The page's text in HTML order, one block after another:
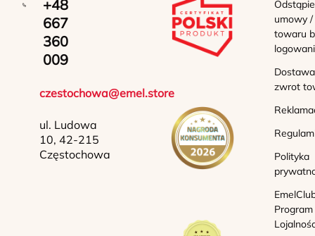
+48
667
360
009
czestochowa@emel.store
ul. Ludowa
10, 42-215
Częstochowa
umowy
towaru
zwrot
Polityka
Program